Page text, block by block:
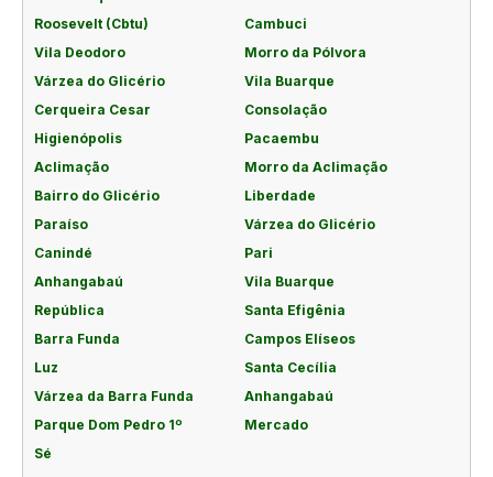
Roosevelt (Cbtu)
Cambuci
Vila Deodoro
Morro da Pólvora
Várzea do Glicério
Vila Buarque
Cerqueira Cesar
Consolação
Higienópolis
Pacaembu
Aclimação
Morro da Aclimação
Bairro do Glicério
Liberdade
Paraíso
Várzea do Glicério
Canindé
Pari
Anhangabaú
Vila Buarque
República
Santa Efigênia
Barra Funda
Campos Elíseos
Luz
Santa Cecília
Várzea da Barra Funda
Anhangabaú
Parque Dom Pedro 1º
Mercado
Sé